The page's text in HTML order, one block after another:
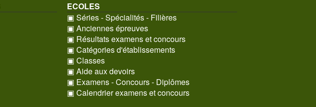
ECOLES
▣ Séries - Spécialités - Filières
▣ Anciennes épreuves
▣ Résultats examens et concours
▣ Catégories d'établissements
▣ Classes
▣ Aide aux devoirs
▣ Examens - Concours - Diplômes
▣ Calendrier examens et concours